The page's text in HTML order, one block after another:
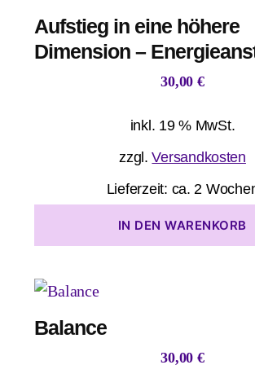
Aufstieg in eine höhere
Dimension –
30,00 €
inkl. 19 % MwSt.
zzgl.Versandkosten
Lieferzeit: ca. 2
IN DEN WARENKORB
Balance
30,00 €